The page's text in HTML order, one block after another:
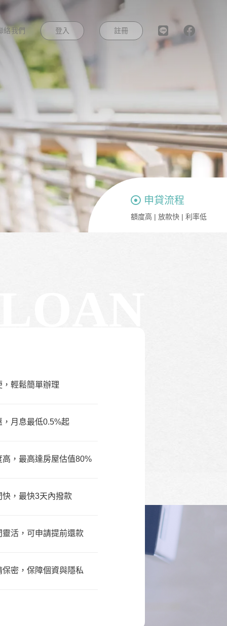
絡我們 登入 註冊
申貸流程
額度高 | 放款快 | 利率低
輕鬆簡單辦理
月息最低0.5%起
，最高達房屋估值80%
，最快3天內撥款
活，可申請提前還款
密，保障個資與隱私